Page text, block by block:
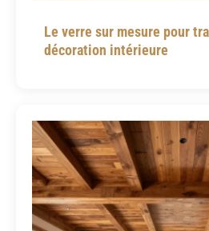
Le verre sur mesure pour
décoration intérieure